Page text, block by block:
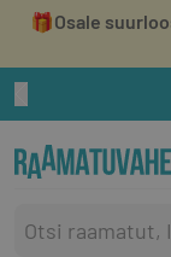
🎁Osale